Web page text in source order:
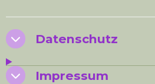
Datenschutz
Impressum